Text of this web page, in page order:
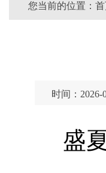
您当前的位置：
时间：2026-
盛